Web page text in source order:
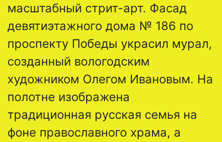
масштабный стрит-арт. Фасад
девятиэтажного дома № 186 по
проспекту Победы украсил мурал,
созданный вологодским
художником Олегом Ивановым. На
полотне изображена
традиционная русская семья на
фоне православного храма, а